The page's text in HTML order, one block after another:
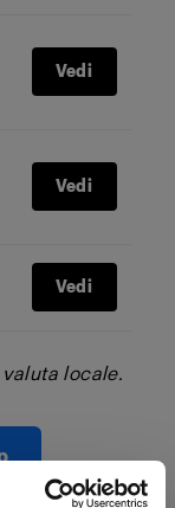
Vedi
Vedi
Vedi
locale.